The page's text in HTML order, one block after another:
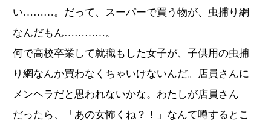
い………。だって、スーパーで買う物が、虫捕り網
なんだもん…………。
何で高校卒業して就職もした女子が、子供用の虫捕
り網なんか買わなくちゃいけないんだ。店員さんに
メンヘラだと思われないかな。わたしが店員さん
だったら、「あの女怖くね？！」なんて噂するとこ